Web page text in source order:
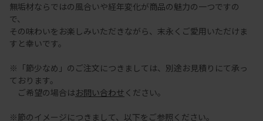
無垢材ならではの風合いや経年変化が商品の魅力の一つですの
で、
その味わいをお楽しみいただきながら、末永くご愛用いただけま
すと幸いです。
※「節少なめ」のご注文につきましては、別途お見積りにて承っ
ております。
ご希望の場合はお問い合わせ ください。
※節のイメージにつきまして、以下をご参照ください。